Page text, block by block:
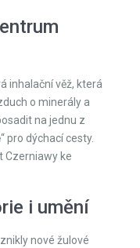
inhalační věž, která
o minerály a
na jednu z
pro dýchací cesty.
Czerniawy ke
i umění
nové žulové